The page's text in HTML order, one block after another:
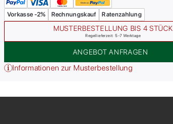
Vorkasse -2% Rechnungskauf Ratenzahlung
MUSTERBESTELLUNG BIS 4 STÜCK
Regellieferzeit: 5-7 Werktage
ANGEBOT ANFRAGEN
Informationen zur Musterbestellung